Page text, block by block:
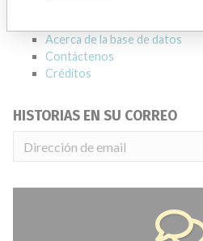
Acerca de la base de datos
Contáctenos
Créditos
HISTORIAS EN SU CORREO